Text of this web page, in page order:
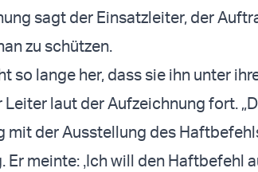
sagt der Einsatzleiter, der
zu schützen.
so lange her, dass sie ihn unter
Leiter laut der Aufzeichnung fort.
mit der Ausstellung des
Er meinte: ‚Ich will den Haftbefehl